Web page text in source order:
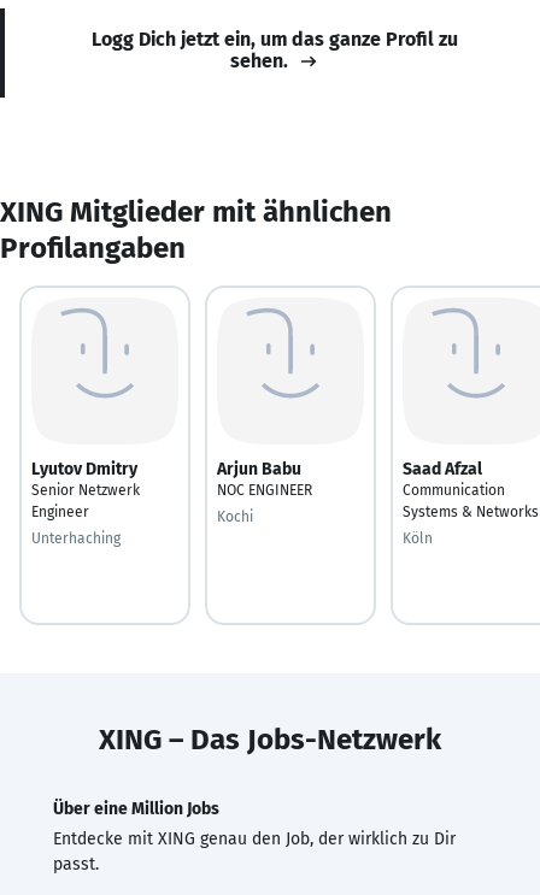
Logg Dich jetzt ein, um das ganze Profil zu
sehen.
XING Mitglieder mit ähnlichen
Profilangaben
Lyutov Dmitry
Senior Netzwerk
Engineer
Unterhaching
Arjun Babu
NOC ENGINEER
Kochi
Saad Afzal
Communication
Systems & Networks
Köln
XING – Das Jobs-Netzwerk
Über eine Million Jobs
Entdecke mit XING genau den Job, der wirklich zu Dir
passt.